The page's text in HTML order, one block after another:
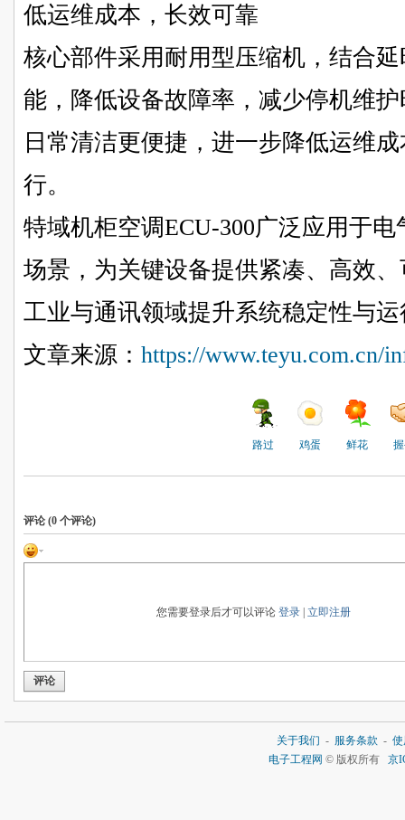
低运维成本，长效可靠
核心部件采用耐用型压缩机，结合
能，降低设备故障率，减少停机维
日常清洁更便捷，进一步降低运维
行。
特域机柜空调ECU-300广泛应用于
场景，为关键设备提供紧凑、高效
工业与通讯领域提升系统稳定性与
文章来源： https://www.teyu.com.cn/
路过 鸡蛋 鲜花
评论 (0 个评论)
您需要登录后才可以评论 登录| 立即注册
评论
关于我们 - 服务条款 -
电子工程网 © 版权所有 京